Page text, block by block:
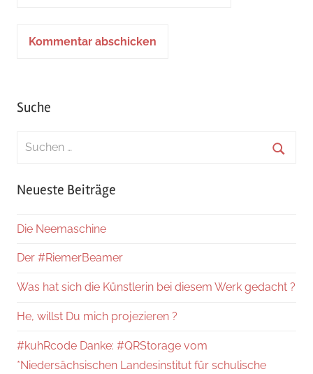
Suche
Suchen
Neueste Beiträge
Die Neemaschine
Der #RiemerBeamer
Was hat sich die Künstlerin bei diesem Werk gedacht ?
He, willst Du mich projezieren ?
#kuhRcode Danke: #QRStorage vom
*Niedersächsischen Landesinstitut für schulische